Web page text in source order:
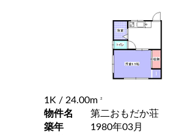
1K / 24.00m 2
物件名
第二おもだか荘
築年
1980年03月